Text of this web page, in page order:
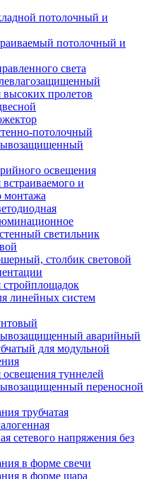
потолочный и
потолочный и
света
пролетов
потолочный
освещения
и
монтажа
светильник
столбик световой
стройплощадок
линейных систем
аварийный
для модульной
туннелей
переносной
трубчатая
сетевого напряжения без
в форме свечи
в форме шара